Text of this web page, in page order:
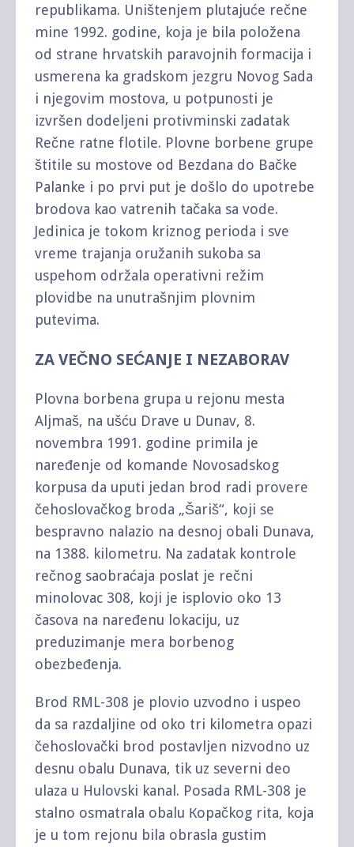
republikama. Uništenjem plutajuće rečne
mine 1992. godine, koja je bila položena
od strane hrvatskih paravojnih formacija i
usmerena ka gradskom jezgru Novog Sada
i njegovim mostova, u potpunosti je
izvršen dodeljeni protivminski zadatak
Rečne ratne flotile. Plovne borbene grupe
štitile su mostove od Bezdana do Bačke
Palanke i po prvi put je došlo do upotrebe
brodova kao vatrenih tačaka sa vode.
Jedinica je tokom kriznog perioda i sve
vreme trajanja oružanih sukoba sa
uspehom održala operativni režim
plovidbe na unutrašnjim plovnim
putevima.
ZA VEČNO SEĆANJE I NEZABORAV
Plovna borbena grupa u rejonu mesta
Aljmaš, na ušću Drave u Dunav, 8.
novembra 1991. godine primila je
naređenje od komande Novosadskog
korpusa da uputi jedan brod radi provere
čehoslovačkog broda „Šariš“, koji se
bespravno nalazio na desnoj obali Dunava,
na 1388. kilometru. Na zadatak kontrole
rečnog saobraćaja poslat je rečni
minolovac 308, koji je isplovio oko 13
časova na naređenu lokaciju, uz
preduzimanje mera borbenog
obezbeđenja.
Brod RML-308 je plovio uzvodno i uspeo
da sa razdaljine od oko tri kilometra opazi
čehoslovački brod postavljen nizvodno uz
desnu obalu Dunava, tik uz severni deo
ulaza u Hulovski kanal. Posada RML-308 je
stalno osmatrala obalu Кopačkog rita, koja
je u tom rejonu bila obrasla gustim